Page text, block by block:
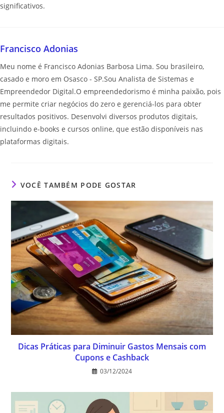
significativos.
Francisco Adonias
Meu nome é Francisco Adonias Barbosa Lima. Sou brasileiro,
casado e moro em Osasco - SP.Sou Analista de Sistemas e
Empreendedor Digital.O empreendedorismo é minha paixão, pois
me permite criar negócios do zero e gerenciá-los para obter
resultados positivos. Desenvolvi diversos produtos digitais,
incluindo e-books e cursos online, que estão disponíveis nas
plataformas digitais.
VOCÊ TAMBÉM PODE GOSTAR
Dicas Práticas para Diminuir Gastos Mensais com
Cupons e Cashback
03/12/2024